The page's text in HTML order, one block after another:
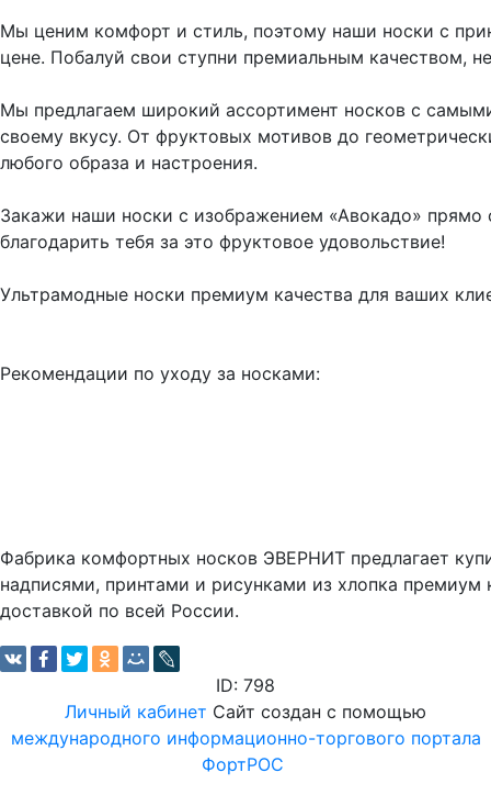
Мы ценим комфорт и стиль, поэтому наши носки с
цене. Побалуй свои ступни премиальным качеством,
Мы предлагаем широкий ассортимент носков с
своему вкусу. От фруктовых мотивов до
любого образа и настроения.
Закажи наши носки с изображением «Авокадо»
благодарить тебя за это фруктовое удовольствие!
Ультрамодные носки премиум качества для ваших
Рекомендации по уходу за носками:
Фабрика комфортных носков ЭВЕРНИТ предлагает
надписями, принтами и рисунками из хлопка премиум
доставкой по всей России.
ID: 798
Личный кабинет Сайт создан с помощью
международного информационно-торгового портала
ФортРОС